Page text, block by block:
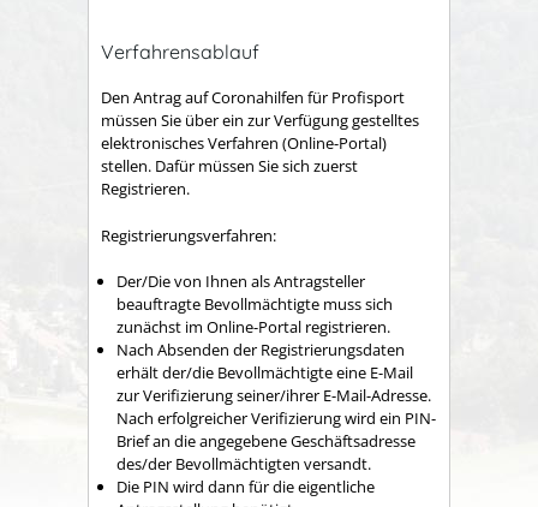
Verfahrensablauf
Den Antrag auf Coronahilfen für Profisport
müssen Sie über ein zur Verfügung gestelltes
elektronisches Verfahren (Online-Portal)
stellen. Dafür müssen Sie sich zuerst
Registrieren.
Registrierungsverfahren:
Der/Die von Ihnen als Antragsteller
beauftragte Bevollmächtigte muss sich
zunächst im Online-Portal registrieren.
Nach Absenden der Registrierungsdaten
erhält der/die Bevollmächtigte eine E-Mail
zur Verifizierung seiner/ihrer E-Mail-Adresse.
Nach erfolgreicher Verifizierung wird ein PIN-
Brief an die angegebene Geschäftsadresse
des/der Bevollmächtigten versandt.
Die PIN wird dann für die eigentliche